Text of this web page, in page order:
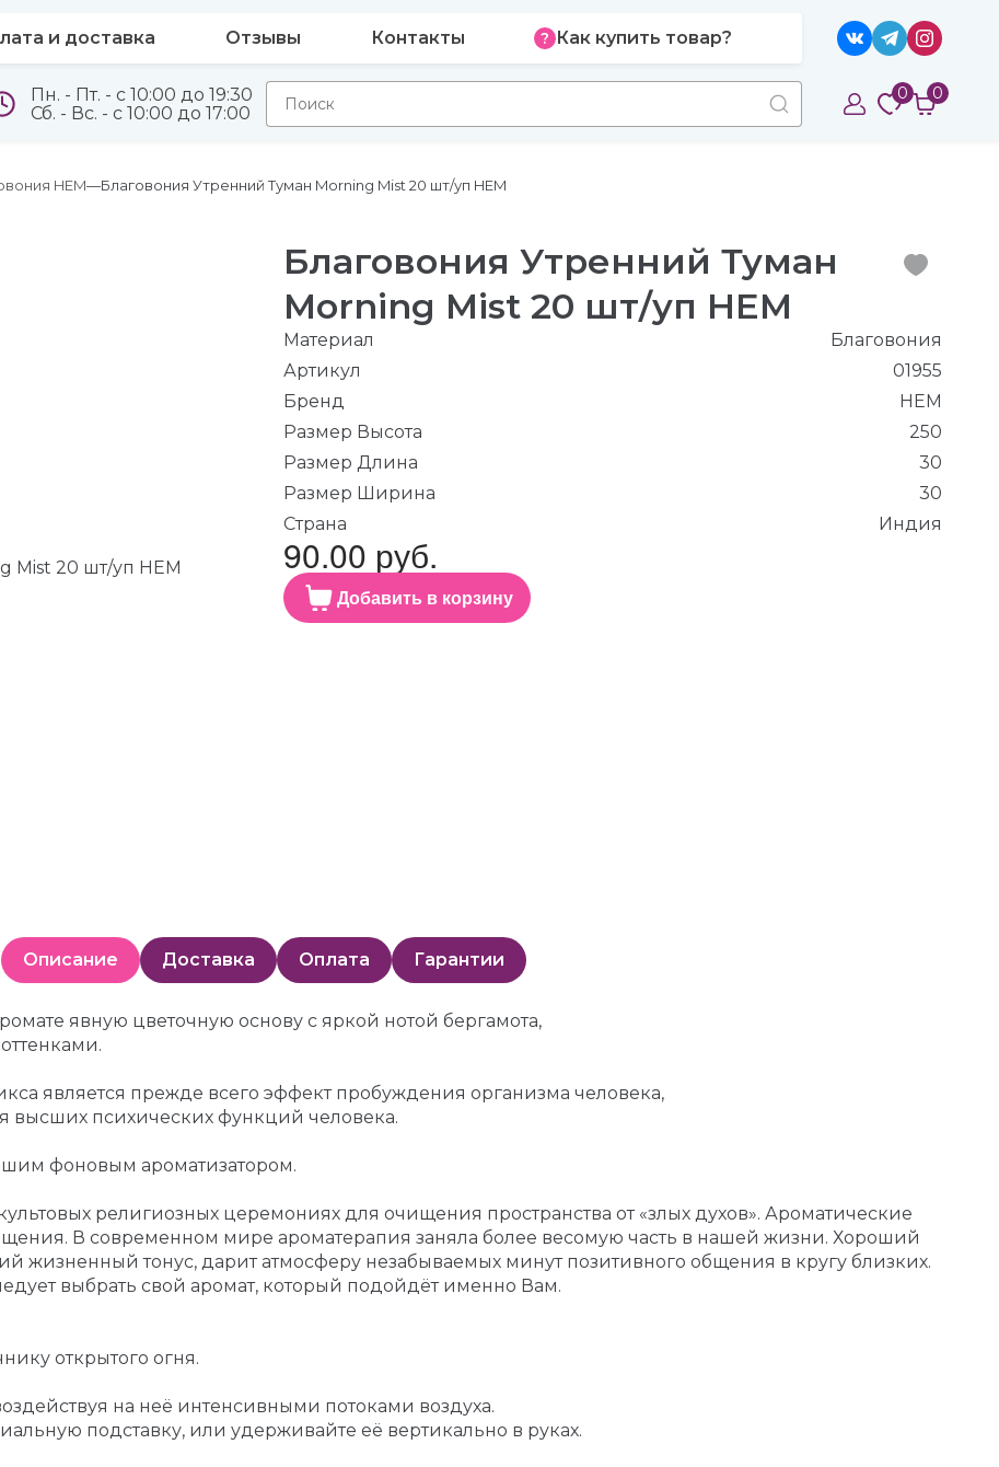
и доставка Отзывы Контакты Как купить товар?
Пн. - Пт. - с 10:00 до 19:30
Сб. - Вс. - с 10:00 до 17:00
0 0
HEM Благовония Утренний Туман Morning Mist 20 шт/уп HEM
Благовония Утренний Туман
Morning Mist 20 шт/уп HEM
Материал
Благовония
Артикул
01955
Бренд
HEM
Размер Высота
250
Размер Длина
30
Размер Ширина
30
Страна
Индия
90.00 руб.
Добавить в корзину
Описание Доставка Оплата Гарантии
явную цветочную основу с яркой нотой бергамота,
является прежде всего эффект пробуждения организма человека,
высших психических функций человека.
фоновым ароматизатором.
религиозных церемониях для очищения пространства от «злых духов». Ароматические
В современном мире ароматерапия заняла более весомую часть в нашей жизни. Хороший
жизненный тонус, дарит атмосферу незабываемых минут позитивного общения в кругу близких.
выбрать свой аромат, который подойдёт именно Вам.
открытого огня.
на неё интенсивными потоками воздуха.
подставку, или удерживайте её вертикально в руках.